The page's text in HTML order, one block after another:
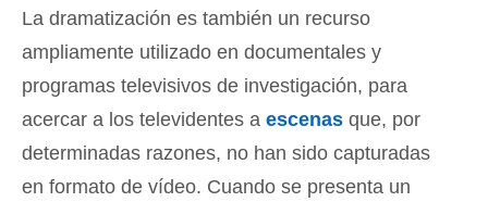
La dramatización es también un recurso
ampliamente utilizado en documentales y
programas televisivos de investigación, para
acercar a los televidentes a escenas que, por
determinadas razones, no han sido capturadas
en formato de vídeo. Cuando se presenta un